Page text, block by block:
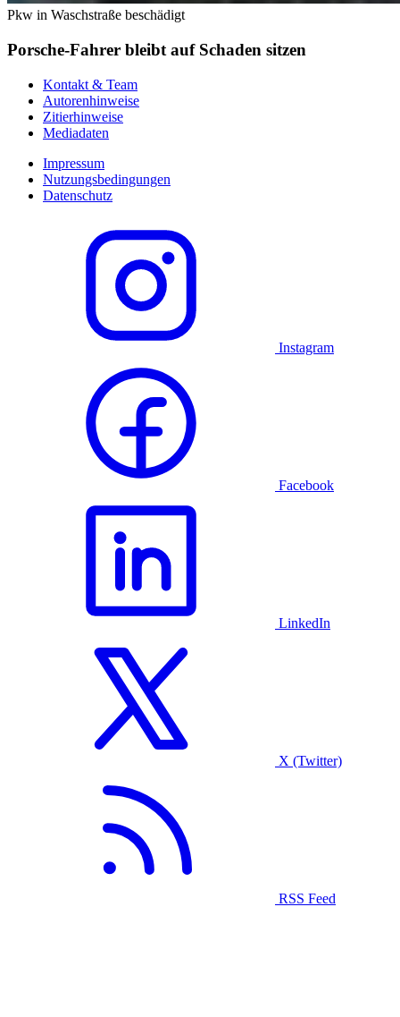
Pkw in Waschstraße beschädigt
Porsche-Fahrer bleibt auf Schaden sitzen
Kontakt & Team
Autorenhinweise
Zitierhinweise
Mediadaten
Impressum
Nutzungsbedingungen
Datenschutz
Instagram
Facebook
LinkedIn
X (Twitter)
RSS Feed